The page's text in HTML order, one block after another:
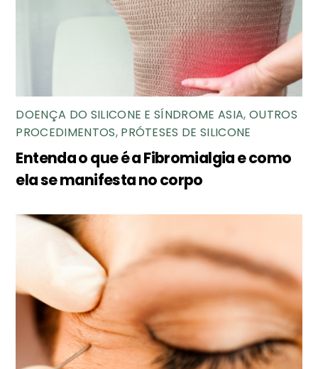
DOENÇA DO SILICONE E SÍNDROME ASIA, OUTROS
PROCEDIMENTOS, PRÓTESES DE SILICONE
Entenda o que é a Fibromialgia e como
ela se manifesta no corpo